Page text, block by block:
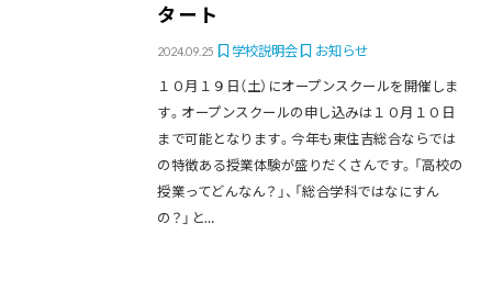
タート
2024.09.25 学校説明会 お知らせ
１０月１９日（土）にオープンスクールを開催しま
す。オープンスクールの申し込みは１０月１０日
まで可能となります。今年も東住吉総合ならでは
の特徴ある授業体験が盛りだくさんです。「高校の
授業ってどんなん？」、「総合学科ではなにすん
の？」と…